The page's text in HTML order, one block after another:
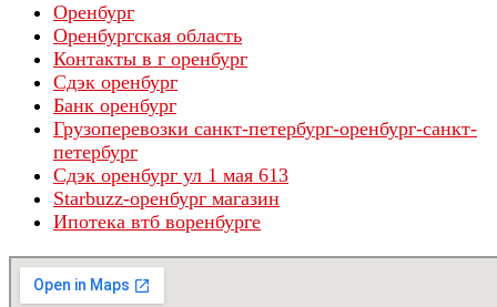
Оренбург
Оренбургская область
Контакты в г оренбург
Сдэк оренбург
Банк оренбург
Грузоперевозки санкт-петербург-оренбург-санкт-
петербург
Сдэк оренбург ул 1 мая 613
Starbuzz-оренбург магазин
Ипотека втб воренбурге